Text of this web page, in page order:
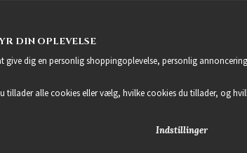
DIN OPLEVELSE
give dig en personlig shoppingoplevelse, personlig
tillader alle cookies eller vælg, hvilke cookies du tillader, og
Indstillinger